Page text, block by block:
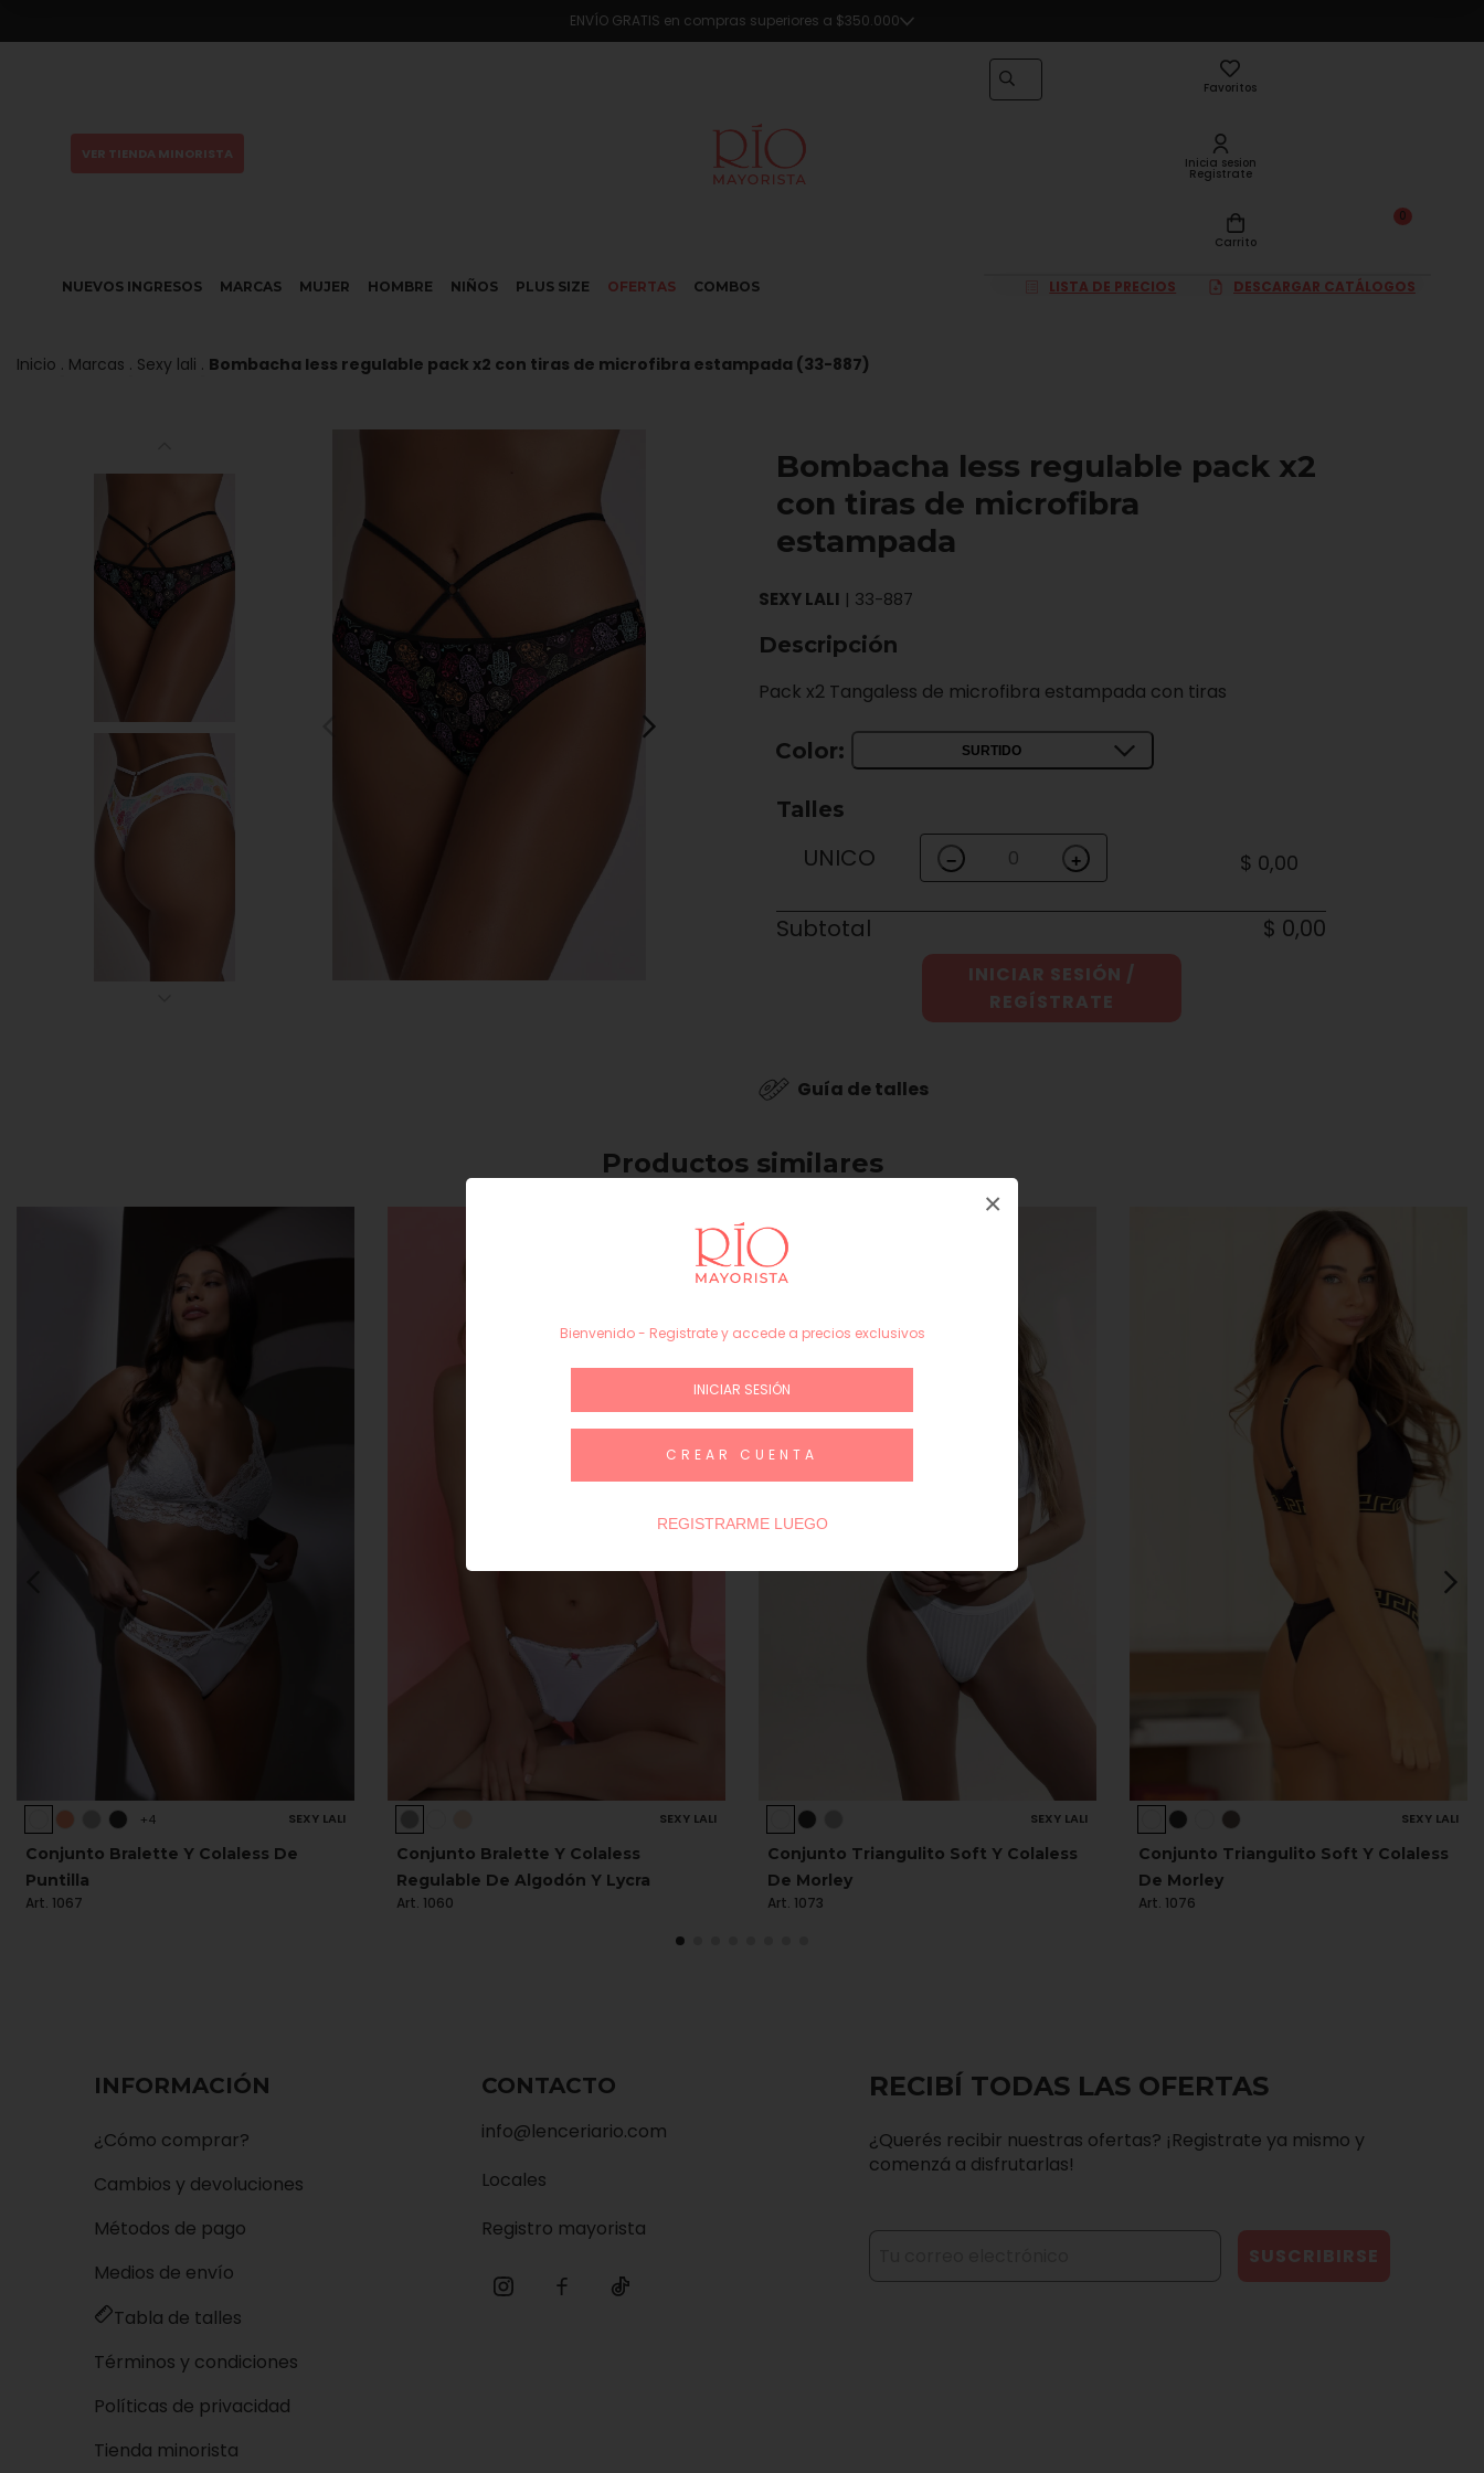
🔥5% OFF en compras superiores a $290.000 en efectivo o transferencia
Favoritos
Inicia sesion
Registrate
0
Carrito
NUEVOS INGRESOS MARCAS MUJER HOMBRE NIÑOS PLUS SIZE OFERTAS COMBOS LISTA DE PRECIOS DESCARGAR CATÁLOGOS
VER TIENDA MINORISTA
Inicio . Marcas . Sexy lali . Bombacha less regulable pack x2 con tiras de microfibra estampada (33-887)
Bombacha less regulable pack x2
con tiras de microfibra
estampada
SEXY LALI | 33-887
Descripción
Pack x2 Tangaless de microfibra estampada con tiras
Color: SURTIDO
Talles
UNICO − + $ 0,00
Subtotal $ 0,00
INICIAR SESIÓN /
REGÍSTRATE
Guía de talles
Productos similares
+4 SEXY LALI
Conjunto Bralette Y Colaless De
Puntilla
Art. 1067
SEXY LALI
Conjunto Bralette Y Colaless
Regulable De Algodón Y Lycra
Art. 1060
SEXY LALI
Conjunto Triangulito Soft Y Colaless
De Morley
Art. 1073
SEXY LALI
Conjunto Triangulito Soft Y Colaless
De Morley
Art. 1076
INFORMACIÓN
¿Cómo comprar?
Cambios y devoluciones
Métodos de pago
Medios de envío
Tabla de talles
Términos y condiciones
Políticas de privacidad
Tienda minorista
CONTACTO
info@lenceriario.com
Locales
Registro mayorista
RECIBÍ TODAS LAS OFERTAS
¿Querés recibir nuestras ofertas? ¡Registrate ya mismo y
comenzá a disfrutarlas!
Bienvenido - Registrate y accede a precios exclusivos
INICIAR SESIÓN
CREAR CUENTA
REGISTRARME LUEGO
×